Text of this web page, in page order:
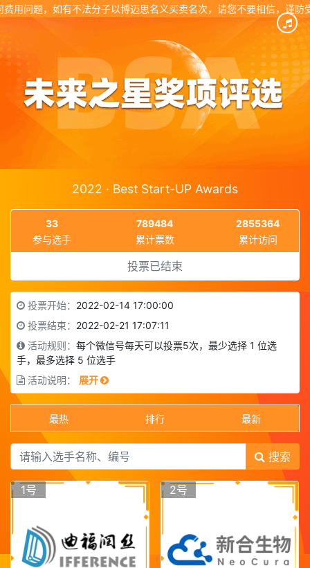
，如有不法分子以博迈思名义买卖名次，请您不要相信，谨防受骗
2022 · B​est Start-UP Awards
33
参与选手
789484
累计票数
2855364
累计访问
投票已结束
投票开始： 2022-02-14 17:00:00
投票结束： 2022-02-21 17:07:11
活动规则： 每个微信号每天可以投票5次，最少选择 1 位选
手，最多选择 5 位选手
活动说明：
展开
最热 排行 最新
搜索
1号 2号